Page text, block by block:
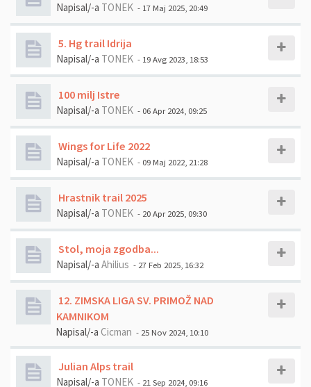
Napisal/-a TONEK - 17 Maj 2025, 20:49
5. Hg trail Idrija
Napisal/-a TONEK - 19 Avg 2023, 18:53
100 milj Istre
Napisal/-a TONEK - 06 Apr 2024, 09:25
Wings for Life 2022
Napisal/-a TONEK - 09 Maj 2022, 21:28
Hrastnik trail 2025
Napisal/-a TONEK - 20 Apr 2025, 09:30
Stol, moja zgodba...
Napisal/-a Ahilius - 27 Feb 2025, 16:32
12. ZIMSKA LIGA SV. PRIMOŽ NAD
KAMNIKOM
Napisal/-a Cicman - 25 Nov 2024, 10:10
Julian Alps trail
Napisal/-a TONEK - 21 Sep 2024, 09:16